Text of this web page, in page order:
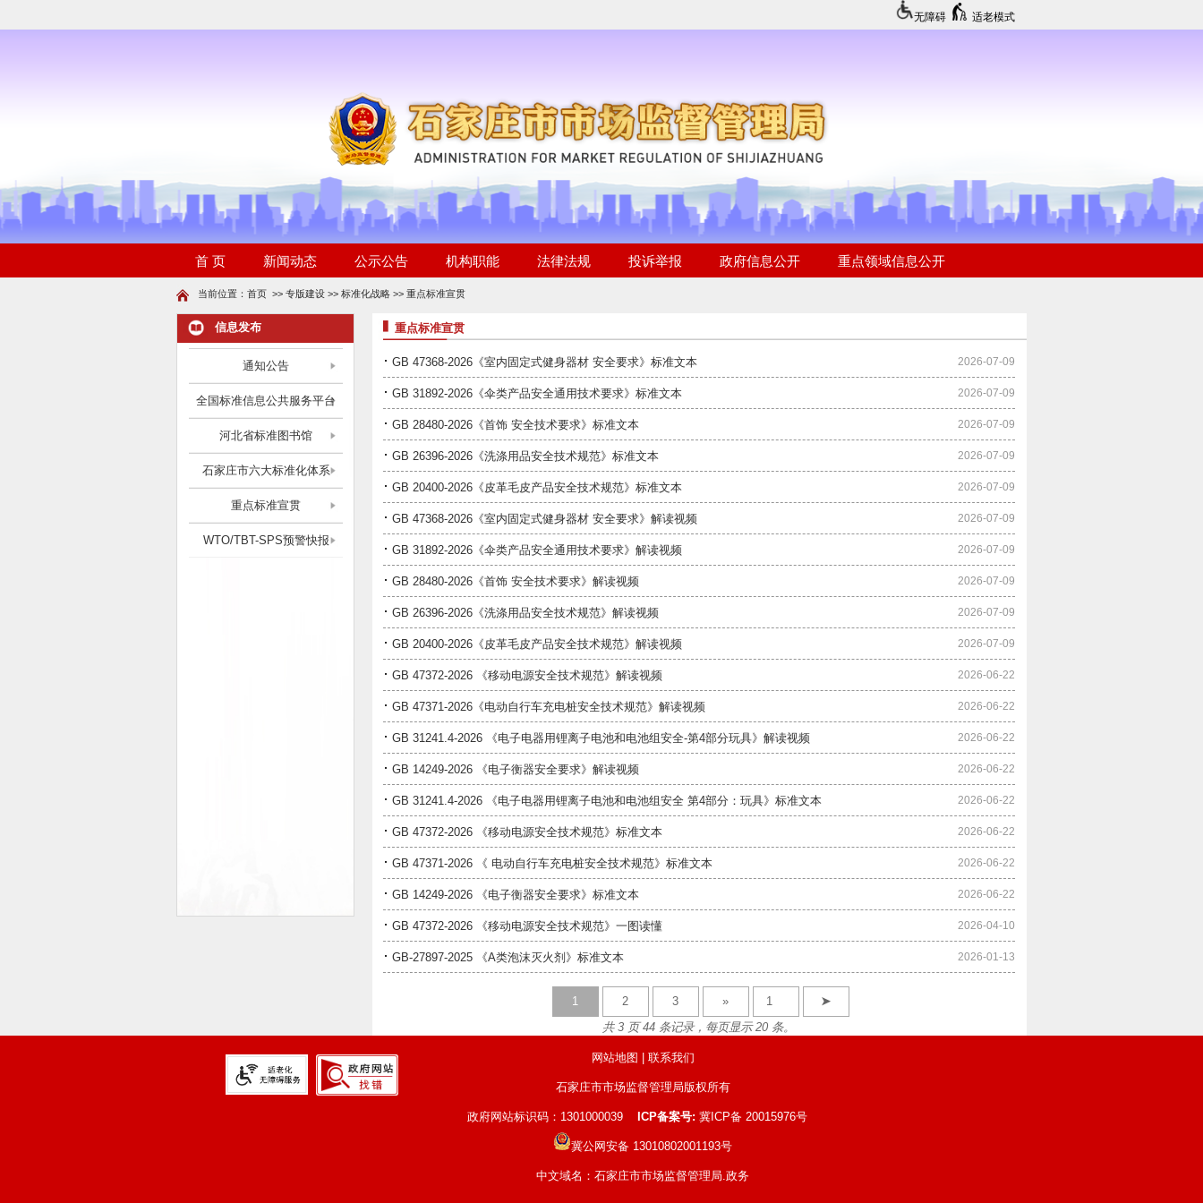
无障碍 适老模式
当前位置： 首页>> 专版建设>> 标准化战略>> 重点标准宣贯
信息发布
通知公告
全国标准信息公共服务平台
河北省标准图书馆
石家庄市六大标准化体系
重点标准宣贯
WTO/TBT-SPS预警快报
重点标准宣贯
· GB 47368-2026《室内固定式健身器材 安全要求》标准文本 2026-07-09
· GB 31892-2026《伞类产品安全通用技术要求》标准文本 2026-07-09
· GB 28480-2026《首饰 安全技术要求》标准文本 2026-07-09
· GB 26396-2026《洗涤用品安全技术规范》标准文本 2026-07-09
· GB 20400-2026《皮革毛皮产品安全技术规范》标准文本 2026-07-09
· GB 47368-2026《室内固定式健身器材 安全要求》解读视频 2026-07-09
· GB 31892-2026《伞类产品安全通用技术要求》解读视频 2026-07-09
· GB 28480-2026《首饰 安全技术要求》解读视频 2026-07-09
· GB 26396-2026《洗涤用品安全技术规范》解读视频 2026-07-09
· GB 20400-2026《皮革毛皮产品安全技术规范》解读视频 2026-07-09
· GB 47372-2026 《移动电源安全技术规范》解读视频 2026-06-22
· GB 47371-2026《电动自行车充电桩安全技术规范》解读视频 2026-06-22
· GB 31241.4-2026 《电子电器用锂离子电池和电池组安全-第4部分玩具》解读视频 2026-06-22
· GB 14249-2026 《电子衡器安全要求》解读视频 2026-06-22
· GB 31241.4-2026 《电子电器用锂离子电池和电池组安全 第4部分：玩具》标准文本 2026-06-22
· GB 47372-2026 《移动电源安全技术规范》标准文本 2026-06-22
· GB 47371-2026 《 电动自行车充电桩安全技术规范》标准文本 2026-06-22
· GB 14249-2026 《电子衡器安全要求》标准文本 2026-06-22
· GB 47372-2026 《移动电源安全技术规范》一图读懂 2026-04-10
· GB-27897-2025 《A类泡沫灭火剂》标准文本 2026-01-13
1 2 3 »
➤
共 3 页 44 条记录，每页显示 20 条。